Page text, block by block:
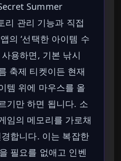
Summer
리 관리 기능과 직접
의 ‘선택한 아이템 수
사용하면, 기본 낚시
축제 티켓이든 현재
템 위에 마우스를 올
기만 하면 됩니다. 소
임의 메모리를 가로채
합니다. 이는 복잡한
필요를 없애고 인벤